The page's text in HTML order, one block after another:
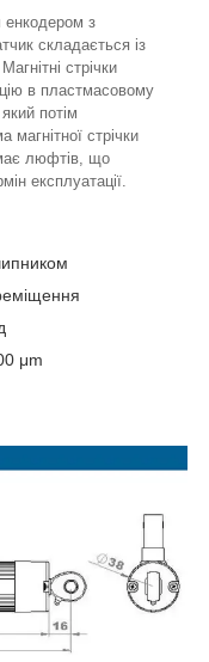
енкодером з
складається із
стрічки
в пластмасовому
потім
стрічки
люфтів, що
експлуатації.
μm